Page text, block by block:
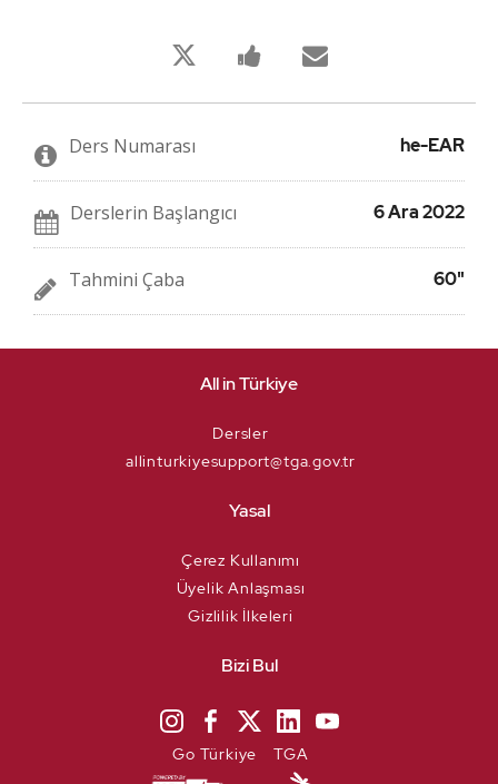
derse
twitleyin
Bu
derse
yaptığınızı
mesajı
gönderin
Birisine
bu
posta
gönderin
Ders Numarası he-EAR
Derslerin Başlangıcı 6 Ara 2022
Tahmini Çaba 60"
All in Türkiye
Dersler
allinturkiyesupport@tga.gov.tr
Yasal
Çerez Kullanımı
Üyelik Anlaşması
Gizlilik İlkeleri
Bizi Bul
Go Türkiye TGA